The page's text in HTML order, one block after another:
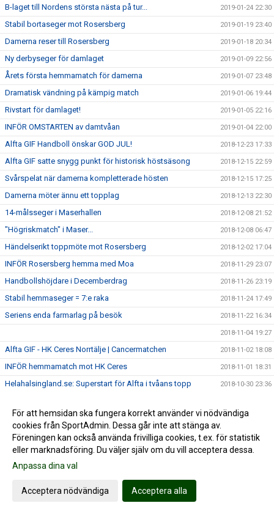
B-laget till Nordens största nästa på tur... 2019-01-24 22:30
Stabil bortaseger mot Rosersberg 2019-01-19 23:40
Damerna reser till Rosersberg 2019-01-18 20:34
Ny derbyseger för damlaget 2019-01-09 22:56
Årets första hemmamatch för damerna 2019-01-07 23:48
Dramatisk vändning på kämpig match 2019-01-06 19:44
Rivstart för damlaget! 2019-01-05 22:16
INFÖR OMSTARTEN av damtvåan 2019-01-04 22:00
Alfta GIF Handboll önskar GOD JUL! 2018-12-23 17:33
Alfta GIF satte snygg punkt för historisk höstsäsong 2018-12-15 22:59
Svårspelat när damerna kompletterade hösten 2018-12-15 17:25
Damerna möter ännu ett topplag 2018-12-13 22:30
14-målsseger i Maserhallen 2018-12-08 21:52
"Högriskmatch" i Maser... 2018-12-08 06:47
Händelserikt toppmöte mot Rosersberg 2018-12-02 17:04
INFÖR Rosersberg hemma med Moa 2018-11-29 23:07
Handbollshöjdare i Decemberdrag 2018-11-26 23:19
Stabil hemmaseger = 7:e raka 2018-11-24 17:49
Seriens enda farmarlag på besök 2018-11-22 16:34
2018-11-04 19:27
Alfta GIF - HK Ceres Norrtälje | Cancermatchen 2018-11-02 18:08
INFÖR hemmamatch mot HK Ceres 2018-11-01 18:31
Helahalsingland.se: Superstart för Alfta i tvåans topp 2018-10-30 23:36
Damerna reser till Tibble 2018-10-26 21:26
TUNG seger i tuff match 2018-10-20 19:16
INFÖR tidiga toppmötet 2018-10-18 18:15
Sjuk halvlek grundlade överraskande storseger
Damerna antar tuffaste utmaningen hittills
Mål av Thessan i frustrerande seger
För att hemsidan ska fungera korrekt använder vi nödvändiga
cookies från SportAdmin. Dessa går inte att stänga av.
Föreningen kan också använda frivilliga cookies, t.ex. för statistik
eller marknadsföring. Du väljer själv om du vill acceptera dessa.
Anpassa dina val
Acceptera nödvändiga Acceptera alla